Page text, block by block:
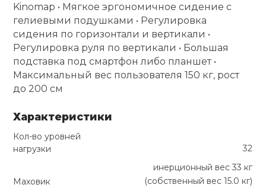
Kinomap • Мягкое эргономичное сидение с
гелиевыми подушками • Регулировка
сидения по горизонтали и вертикали •
Регулировка руля по вертикали • Большая
подставка под смартфон либо планшет •
Максимальный вес пользователя 150 кг, рост
до 200 см
Характеристики
Кол-во уровней
нагрузки
32
Маховик
инерционный вес 33 кг
(собственный вес 15.0 кг)